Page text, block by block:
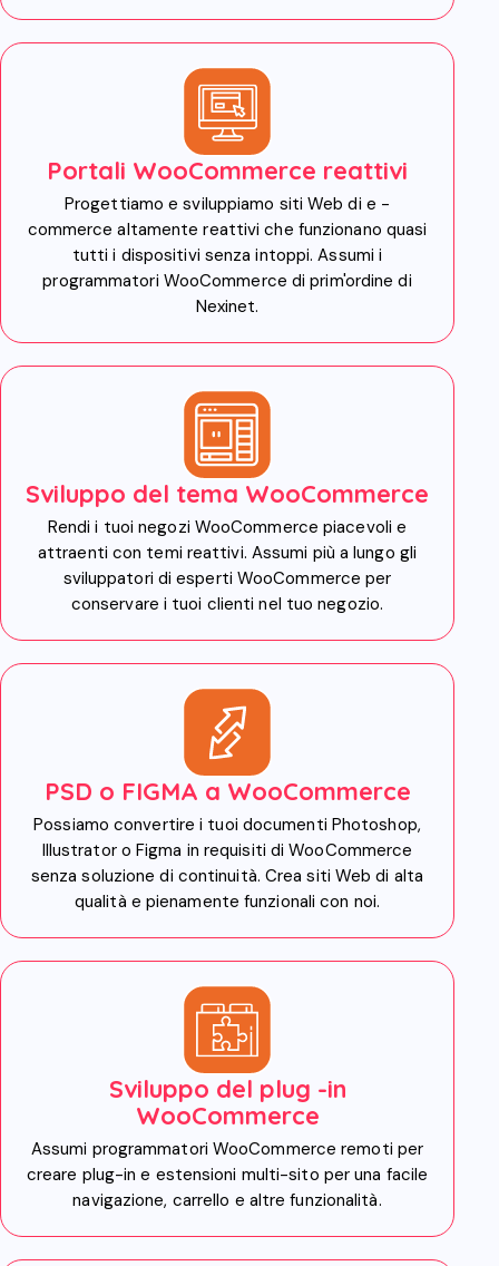
Portali WooCommerce reattivi
Progettiamo e sviluppiamo siti Web di e -
commerce altamente reattivi che funzionano quasi
tutti i dispositivi senza intoppi. Assumi i
programmatori WooCommerce di prim'ordine di
Nexinet.
Sviluppo del tema WooCommerce
Rendi i tuoi negozi WooCommerce piacevoli e
attraenti con temi reattivi. Assumi più a lungo gli
sviluppatori di esperti WooCommerce per
conservare i tuoi clienti nel tuo negozio.
PSD o FIGMA a WooCommerce
Possiamo convertire i tuoi documenti Photoshop,
Illustrator o Figma in requisiti di WooCommerce
senza soluzione di continuità. Crea siti Web di alta
qualità e pienamente funzionali con noi.
Sviluppo del plug -in
WooCommerce
Assumi programmatori WooCommerce remoti per
creare plug-in e estensioni multi-sito per una facile
navigazione, carrello e altre funzionalità.